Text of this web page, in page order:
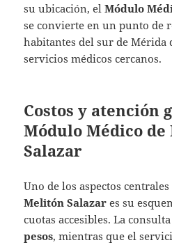
su ubicación, elMódulo
se convierte en un punto de
habitantes del sur de Mérida
servicios médicos cercanos.
Costos y atención
Módulo Médico
Salazar
Uno de los aspectos
Melitón Salazar es su
cuotas accesibles. La
pesos, mientras que el